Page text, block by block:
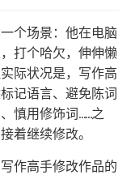
个场景：他在电脑
打个哈欠，伸伸懒
际状况是，写作高
记语言、避免陈词
慎用修饰词……之
着继续修改。
作高手修改作品的